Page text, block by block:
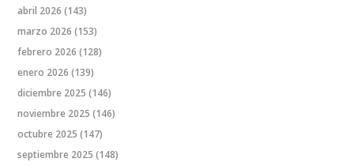
abril 2026 (143)
marzo 2026 (153)
febrero 2026 (128)
enero 2026 (139)
diciembre 2025 (146)
noviembre 2025 (146)
octubre 2025 (147)
septiembre 2025 (148)